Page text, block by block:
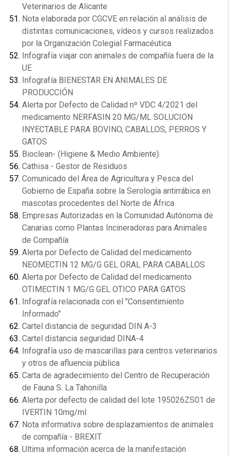
Veterinarios de Alicante
Nota elaborada por CGCVE en relación al análisis de
distintas comunicaciones, vídeos y cursos realizados
por la Organización Colegial Farmacéutica
Infografía viajar con animales de compañía fuera de la
UE
Infografía BIENESTAR EN ANIMALES DE
PRODUCCIÓN
Alerta por Defecto de Calidad nº VDC 4/2021 del
medicamento NERFASIN 20 MG/ML SOLUCION
INYECTABLE PARA BOVINO, CABALLOS, PERROS Y
GATOS
Bioclean- (Higiene & Medio Ambiente)
Cathisa - Gestor de Residuos
Comunicado del Área de Agricultura y Pesca del
Gobierno de España sobre la Serología antirrábica en
mascotas procedentes del Norte de África
Empresas Autorizadas en la Comunidad Autónoma de
Canarias como Plantas Incineradoras para Animales
de Compañía
Alerta por Defecto de Calidad del medicamento
NEOMECTIN 12 MG/G GEL ORAL PARA CABALLOS
Alerta por Defecto de Calidad del medicamento
OTIMECTIN 1 MG/G GEL OTICO PARA GATOS
Infografía relacionada con el "Consentimiento
Informado"
Cartel distancia de seguridad DIN A-3
Cartel distancia seguridad DINA-4
Infografía uso de mascarillas para centros veterinarios
y otros de afluencia pública
Carta de agradecimiento del Centro de Recuperación
de Fauna S. La Tahonilla
Alerta por defecto de calidad del lote 195026ZS01 de
IVERTIN 10mg/ml
Nota informativa sobre desplazamientos de animales
de compañía - BREXIT
Ultima información acerca de la manifestación